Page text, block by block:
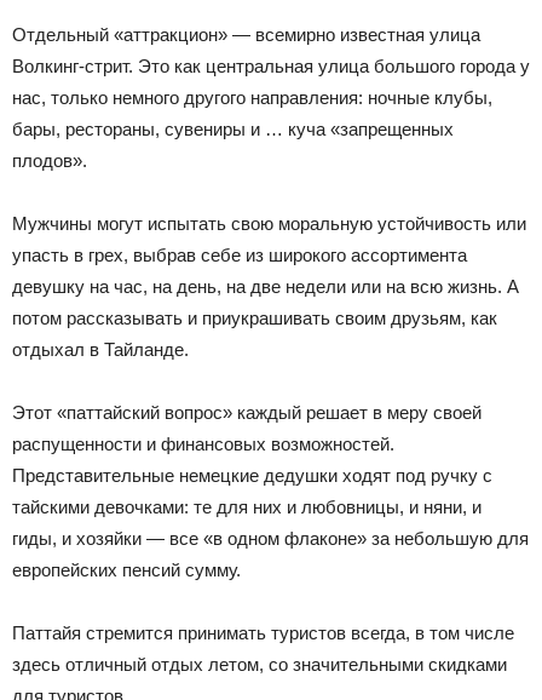
Отдельный «аттракцион» — всемирно известная улица
Волкинг-стрит. Это как центральная улица большого города у
нас, только немного другого направления: ночные клубы,
бары, рестораны, сувениры и … куча «запрещенных
плодов».
Мужчины могут испытать свою моральную устойчивость или
упасть в грех, выбрав себе из широкого ассортимента
девушку на час, на день, на две недели или на всю жизнь. А
потом рассказывать и приукрашивать своим друзьям, как
отдыхал в Тайланде.
Этот «паттайский вопрос» каждый решает в меру своей
распущенности и финансовых возможностей.
Представительные немецкие дедушки ходят под ручку с
тайскими девочками: те для них и любовницы, и няни, и
гиды, и хозяйки — все «в одном флаконе» за небольшую для
европейских пенсий сумму.
Паттайя стремится принимать туристов всегда, в том числе
здесь отличный отдых летом, со значительными скидками
для туристов.